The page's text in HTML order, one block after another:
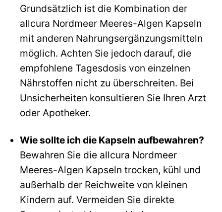
Grundsätzlich ist die Kombination der
allcura Nordmeer Meeres-Algen Kapseln
mit anderen Nahrungsergänzungsmitteln
möglich. Achten Sie jedoch darauf, die
empfohlene Tagesdosis von einzelnen
Nährstoffen nicht zu überschreiten. Bei
Unsicherheiten konsultieren Sie Ihren Arzt
oder Apotheker.
Wie sollte ich die Kapseln aufbewahren?
Bewahren Sie die allcura Nordmeer
Meeres-Algen Kapseln trocken, kühl und
außerhalb der Reichweite von kleinen
Kindern auf. Vermeiden Sie direkte